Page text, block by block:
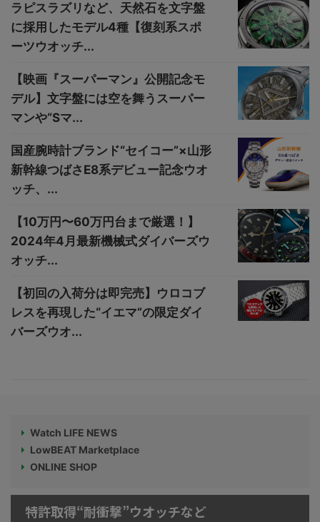
ラピスラズリなど、天然石を文字盤
に採用したモデル4種【復刻系スポ
ーツウオッチ...
【映画『スーパーマン』公開記念モ
デル】文字盤には空を舞うスーパー
マンや“Sマ...
国産腕時計ブランド“セイコー”×山形
新幹線つばさE8系デビュー記念ウオ
ッチ、...
【10万円〜60万円台まで厳選！】
2024年4月最新機械式ダイバーズウ
オッチ...
【初回の入荷分は即完売】ウロコブ
レスを再現した“イエマ”の限定ダイ
バーズウオ...
Watch LIFE NEWS
LowBEAT Marketplace
ONLINE SHOP
特許取得“耐衝撃”ウオッチなど